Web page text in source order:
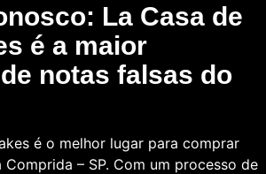
La Casa de
é a maior
notas falsas do
é o melhor lugar para comprar
Comprida – SP. Com um processo de